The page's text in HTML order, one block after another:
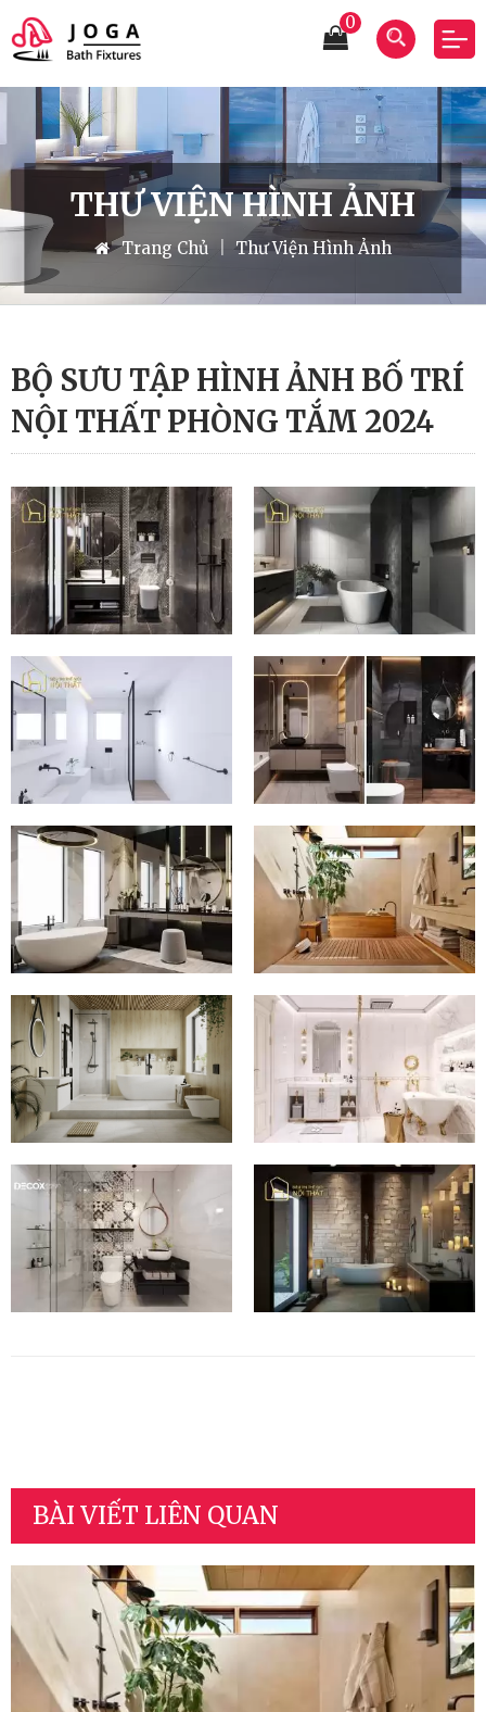
0
THƯ VIỆN HÌNH ẢNH
Trang Chủ Thư Viện Hình Ảnh
BỘ SƯU TẬP HÌNH ẢNH BỐ TRÍ
NỘI THẤT PHÒNG TẮM 2024
BÀI VIẾT LIÊN QUAN